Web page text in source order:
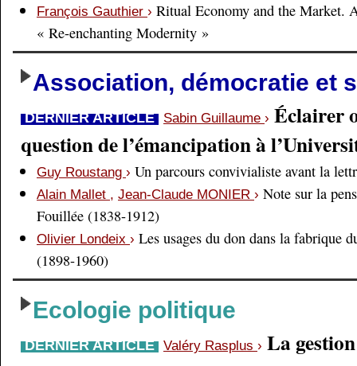
François Gauthier › Ritual Economy and the Market.
« Re-enchanting Modernity »
Association, démocratie et
DERNIER ARTICLE Sabin Guillaume › Éclairer
question de l’émancipation à
Guy Roustang › Un parcours convivialiste avant la
Alain Mallet , Jean-Claude MONIER › Note sur la
Fouillée (1838-1912)
Olivier Londeix › Les usages du don dans la fabrique
(1898-1960)
Ecologie politique
DERNIER ARTICLE Valéry Rasplus › La